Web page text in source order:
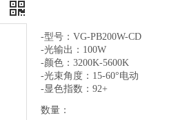
-型号：VG-PB200W-CD
-光输出：100W
-颜色：3200K-5600K
-光束角度：15-60°电动
-显色指数：92+
数量：